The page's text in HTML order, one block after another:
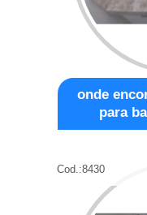
onde
para
Cod.:8430